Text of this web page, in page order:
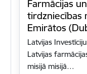
Farmācijas
tirdzniecības
Emirātos
Latvijas
Latvijas
misijā misijā…